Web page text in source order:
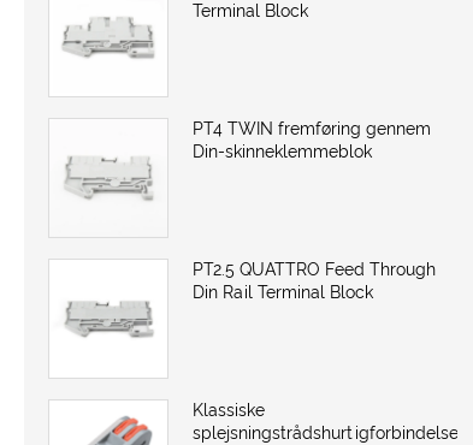
Terminal Block
PT4 TWIN fremføring gennem
Din-skinneklemmeblok
PT2.5 QUATTRO Feed Through
Din Rail Terminal Block
Klassiske
splejsningstrådshurtigforbindelser